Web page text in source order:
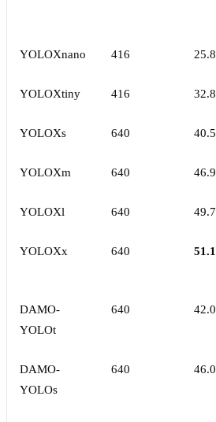
YOLOXnano 416 25.8
YOLOXtiny 416 32.8
YOLOXs 640 40.5
YOLOXm 640 46.9
YOLOXl 640 49.7
YOLOXx 640 51.1
DAMO-
YOLOt
640 42.0
DAMO-
YOLOs
640 46.0